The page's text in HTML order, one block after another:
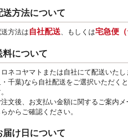
送方法について
方法は自社配送、もしくは宅急便（
料について
ネコヤマトまたは自社にて配送いた
千葉)なら自社配送をご選択いただく
文後、お支払い金額に関するご案内
からご確認ください。
届け日について